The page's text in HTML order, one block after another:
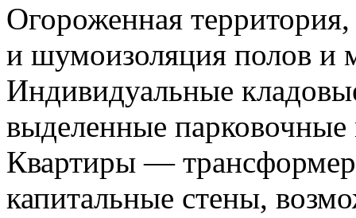
Огороженная
и шумоизоляция полов и
Индивидуальные
выделенные
Квартиры —
капитальные стены,